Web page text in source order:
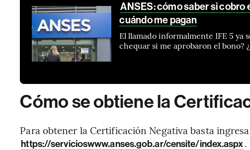
ANSES: cómo saber si
cuándo me pagan
El llamado informalmente IFE 5 ya
chequar si me aprobaron el bono?
Cómo se obtiene la
Para obtener la Certificación Negativa basta
https://servicioswww.anses.gob.ar/censite/index.aspx.